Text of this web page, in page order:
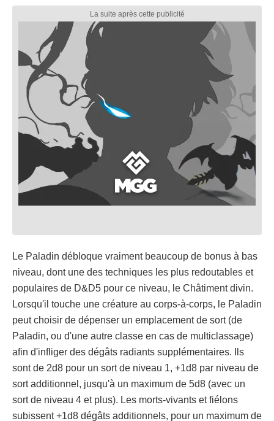
Le Paladin débloque vraiment beaucoup de bonus à bas
niveau, dont une des techniques les plus redoutables et
populaires de D&D5 pour ce niveau, le Châtiment divin.
Lorsqu'il touche une créature au corps-à-corps, le Paladin
peut choisir de dépenser un emplacement de sort (de
Paladin, ou d'une autre classe en cas de multiclassage)
afin d'infliger des dégâts radiants supplémentaires. Ils
sont de 2d8 pour un sort de niveau 1, +1d8 par niveau de
sort additionnel, jusqu'à un maximum de 5d8 (avec un
sort de niveau 4 et plus). Les morts-vivants et fiélons
subissent +1d8 dégâts additionnels, pour un maximum de